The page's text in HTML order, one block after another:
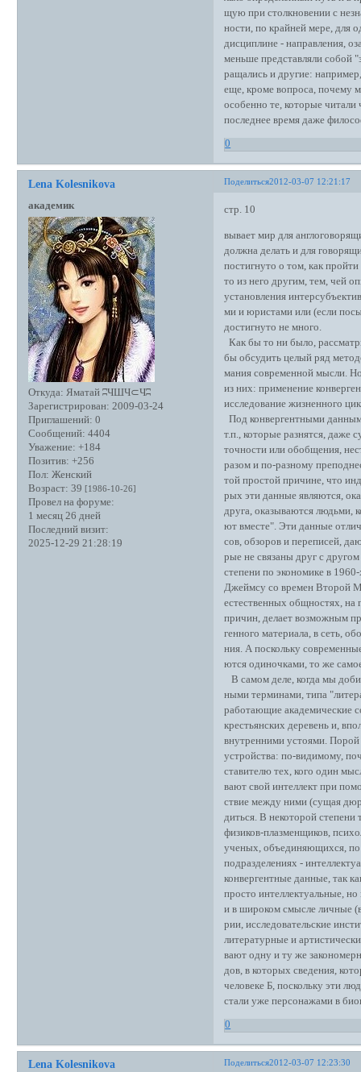
щую при столкновении с
ности, по крайней мере, для
дисциплине - направления,
меньше представляли собой
ращались и другие:
еще, кроме вопроса, почему
особенно те, которые
последнее время даже
0
Поделиться2012-03-07 12:21:17
Lena Kolesnikova
академик
Откуда: Яматай ʭЧШЧ⊂Чʭ
Зарегистрирован: 2009-03-24
Приглашений: 0
Сообщений: 4404
Уважение: +184
Позитив: +256
Пол: Женский
Возраст: 39 [1986-10-26]
Провел на форуме:
1 месяц 26 дней
Последний визит:
2025-12-29 21:28:19
стр. 10
вывает мир для
должна делать и для
постигнуто о том, как
то из него другим, тем, чей
установления
ми и юристами или (если
достигнуто не много.
Как бы то ни было,
бы обсудить целый ряд
мания современной мысли.
из них: применение
исследование жизненного
Под конвергентными
т.п., которые разнятся, даже
точности или обобщения,
разом и по-разному
той простой причине, что
рых эти данные являются,
друга, оказываются людьми,
ют вместе". Эти данные
сов, обзоров и переписей,
рые не связаны друг с
степени по экономике в
Джеймсу со времен Второй
естественных общностях, на
причин, делает возможным
генного материала, в сеть,
ния. А поскольку
ются одиночками, то же
В самом деле, когда мы
ными терминами, типа
работающие академические
крестьянских деревень и,
внутренними устоями.
устройства: по-видимому,
ставителю тех, кого один
вают свой интеллект при
ствие между ними (сущая
диться. В некоторой
физиков-плазменщиков,
ученых, объединяющихся, по
подразделениях -
конвергентные данные, так
просто интеллектуальные,
и в широком смысле личные
рии, исследовательские
литературные и
вают одну и ту же
дов, в которых сведения,
человеке Б, поскольку эти
стали уже персонажами в
0
Поделиться2012-03-07 12:23:30
Lena Kolesnikova